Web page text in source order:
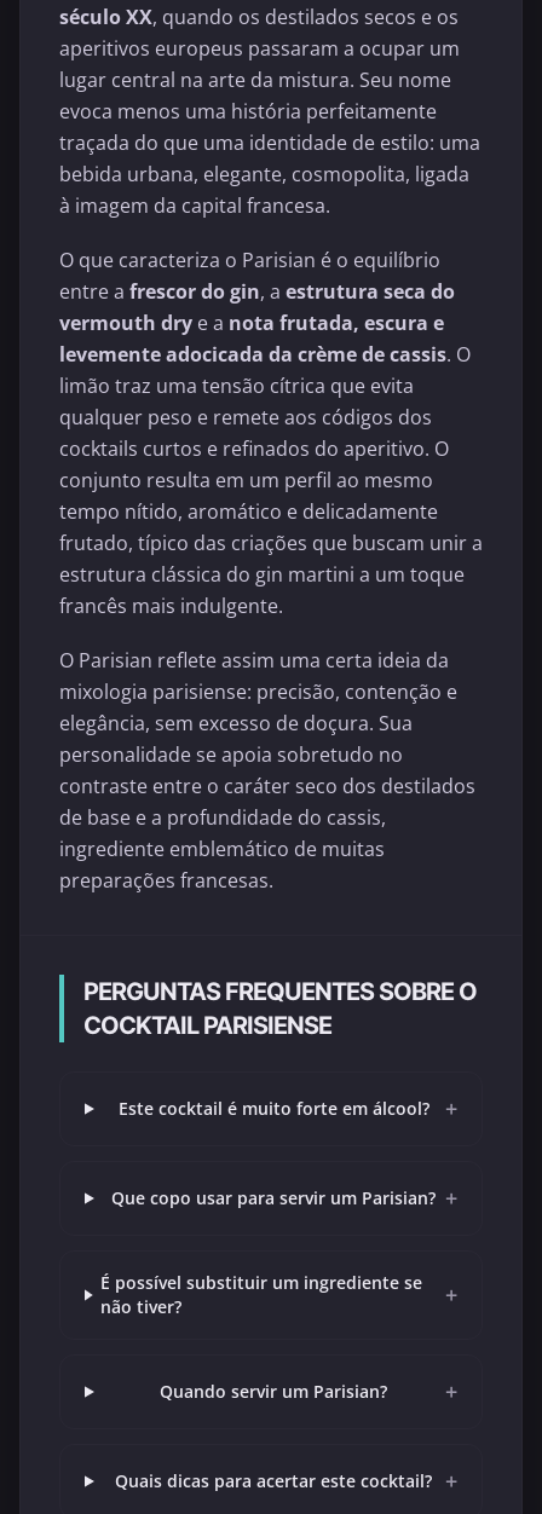
século XX, quando os destilados secos e os
aperitivos europeus passaram a ocupar um
lugar central na arte da mistura. Seu nome
evoca menos uma história perfeitamente
traçada do que uma identidade de estilo: uma
bebida urbana, elegante, cosmopolita, ligada
à imagem da capital francesa.
O que caracteriza o Parisian é o equilíbrio
entre a frescor do gin, a estrutura seca do
vermouth dry e a nota frutada, escura e
levemente adocicada da crème de cassis. O
limão traz uma tensão cítrica que evita
qualquer peso e remete aos códigos dos
cocktails curtos e refinados do aperitivo. O
conjunto resulta em um perfil ao mesmo
tempo nítido, aromático e delicadamente
frutado, típico das criações que buscam unir a
estrutura clássica do gin martini a um toque
francês mais indulgente.
O Parisian reflete assim uma certa ideia da
mixologia parisiense: precisão, contenção e
elegância, sem excesso de doçura. Sua
personalidade se apoia sobretudo no
contraste entre o caráter seco dos destilados
de base e a profundidade do cassis,
ingrediente emblemático de muitas
preparações francesas.
PERGUNTAS FREQUENTES SOBRE O
COCKTAIL PARISIENSE
Este cocktail é muito forte em álcool? +
Que copo usar para servir um Parisian? +
É possível substituir um ingrediente se
não tiver?
+
Quando servir um Parisian? +
Quais dicas para acertar este cocktail? +